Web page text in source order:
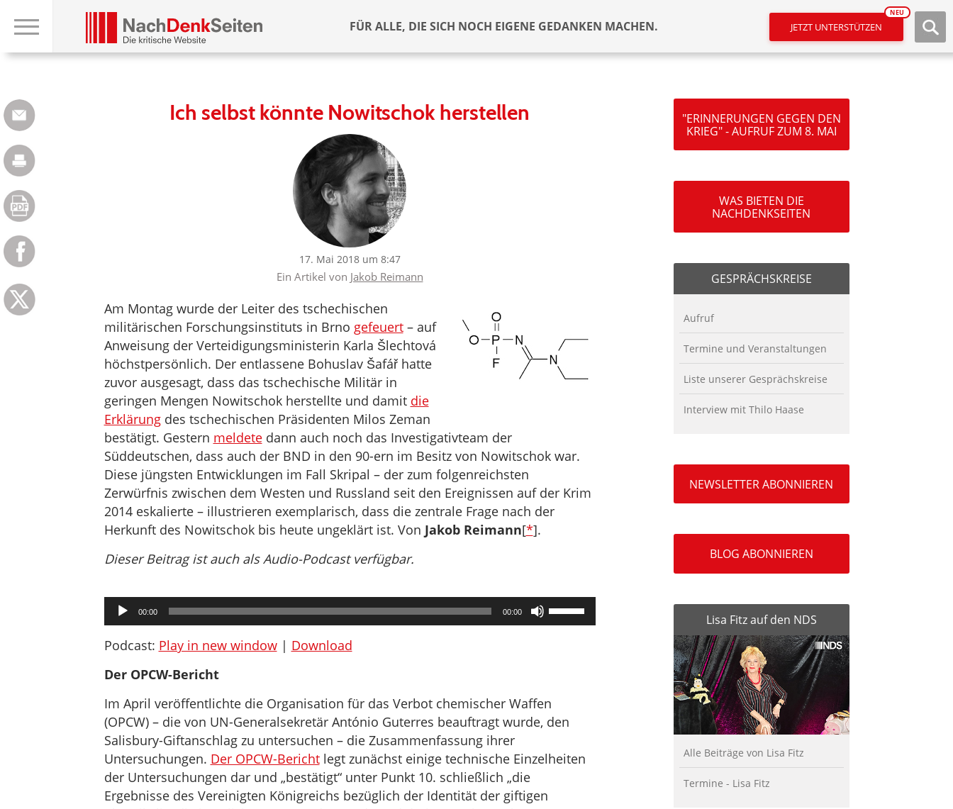
FÜR ALLE, DIE SICH NOCH EIGENE GEDANKEN MACHEN. JETZT UNTERSTÜTZEN
NEU
Ich selbst könnte Nowitschok herstellen
17. Mai 2018 um 8:47
Ein Artikel von Jakob Reimann
Am Montag wurde der Leiter des tschechischen
militärischen Forschungsinstituts in Brno gefeuert– auf
Anweisung der Verteidigungsministerin Karla Šlechtová
höchstpersönlich. Der entlassene Bohuslav Šafář hatte
zuvor ausgesagt, dass das tschechische Militär in
geringen Mengen Nowitschok herstellte und damit die
Erklärungdes tschechischen Präsidenten Milos Zeman
bestätigt. Gestern meldetedann auch noch das Investigativteam der
Süddeutschen, dass auch der BND in den 90-ern im Besitz von Nowitschok war.
Diese jüngsten Entwicklungen im Fall Skripal – der zum folgenreichsten
Zerwürfnis zwischen dem Westen und Russland seit den Ereignissen auf der Krim
2014 eskalierte – illustrieren exemplarisch, dass die zentrale Frage nach der
Herkunft des Nowitschok bis heute ungeklärt ist. Von Jakob Reimann[*].
Dieser Beitrag ist auch als Audio-Podcast verfügbar.
Audio-
Player
00:00 00:00
Pfeiltasten
Hoch/Runter
zu
regeln.
Podcast: Play in new window| Download
Der OPCW-Bericht
Im April veröffentlichte die Organisation für das Verbot chemischer Waffen
(OPCW) – die von UN-Generalsekretär António Guterres beauftragt wurde, den
Salisbury-Giftanschlag zu untersuchen – die Zusammenfassung ihrer
Untersuchungen. Der OPCW-Berichtlegt zunächst einige technische Einzelheiten
der Untersuchungen dar und „bestätigt“ unter Punkt 10. schließlich „die
Ergebnisse des Vereinigten Königreichs bezüglich der Identität der giftigen
"ERINNERUNGEN GEGEN DEN
KRIEG" - AUFRUF ZUM 8. MAI
WAS BIETEN DIE
NACHDENKSEITEN
GESPRÄCHSKREISE
Aufruf
Termine und Veranstaltungen
Liste unserer Gesprächskreise
Interview mit Thilo Haase
NEWSLETTER ABONNIEREN
BLOG ABONNIEREN
Lisa Fitz auf den NDS
Alle Beiträge von Lisa Fitz
Termine - Lisa Fitz